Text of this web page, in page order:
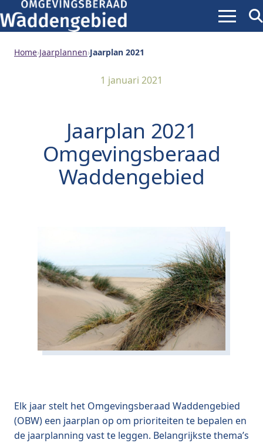
Menu
Home›Jaarplannen›Jaarplan 2021
1 januari 2021
Jaarplan 2021
Omgevingsberaad
Waddengebied
Elk jaar stelt het Omgevingsberaad Waddengebied
(OBW) een jaarplan op om prioriteiten te bepalen en
de jaarplanning vast te leggen. Belangrijkste thema’s